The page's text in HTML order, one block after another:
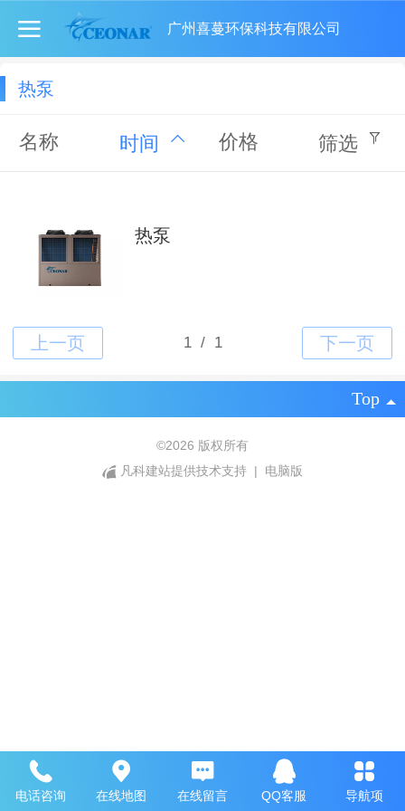
广州喜蔓环保科技有限公司
热泵
名称 时间 价格 筛选
热泵
Top
©2026 版权所有
凡科建站提供技术支持
| 电脑版
电话咨询 在线地图 在线留言 QQ客服 导航项